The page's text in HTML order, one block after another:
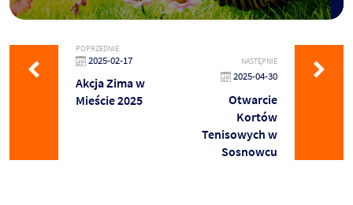
POPRZEDNIE
2025-02-17
Akcja Zima w
Mieście 2025
NASTĘPNIE
2025-04-30
Otwarcie
Kortów
Tenisowych w
Sosnowcu